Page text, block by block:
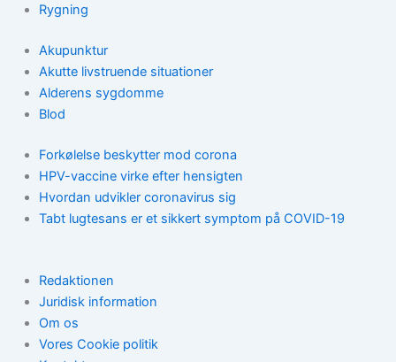
Rygning
Akupunktur
Akutte livstruende situationer
Alderens sygdomme
Blod
Forkølelse beskytter mod corona
HPV-vaccine virke efter hensigten
Hvordan udvikler coronavirus sig
Tabt lugtesans er et sikkert symptom på COVID-19
Redaktionen
Juridisk information
Om os
Vores Cookie politik